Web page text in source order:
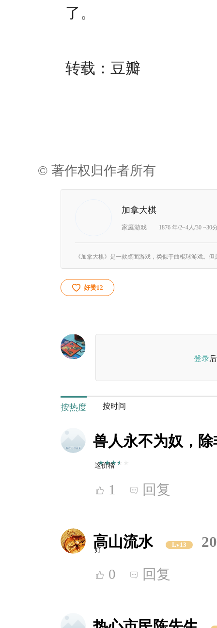
了。
转载：豆瓣
© 著作权归作者所有
加拿大棋
家庭游戏 1876 年/2~4人/30 ~30
好赞12
登录
按热度 按时间
兽人永不为奴，
这价格
1 回复
高山流水 Lv13
好
0 回复